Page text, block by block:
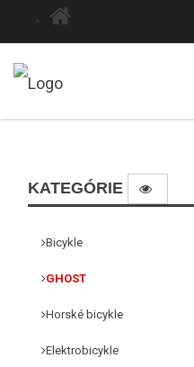
KATEGÓRIE
Bicykle
GHOST
Horské bicykle
Elektrobicykle